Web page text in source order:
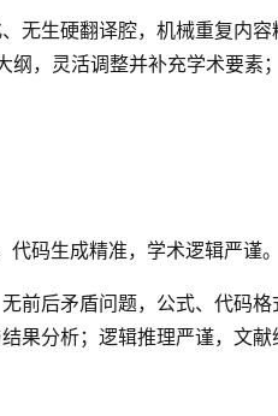
生硬翻译腔，机械重复内容
，灵活调整并补充学术要素
码生成精准，学术逻辑严谨。
前后矛盾问题，公式、代码格
果分析；逻辑推理严谨，文献